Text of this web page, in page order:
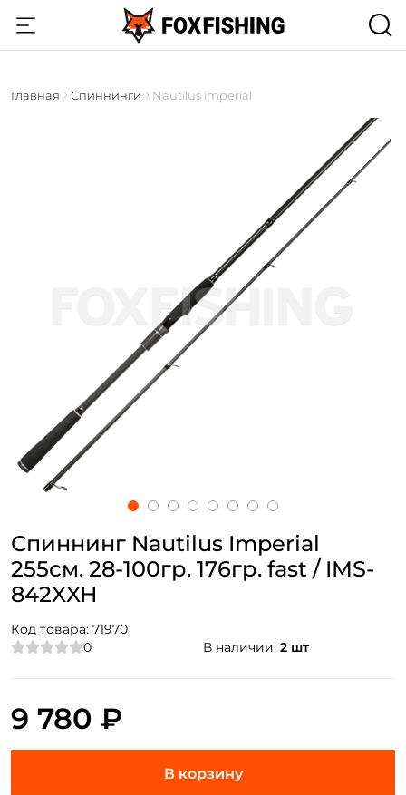
Главная Спиннинги Nautilus imperial
Спиннинг Nautilus Imperial
255см. 28-100гр. 176гр. fast / IMS-
842XXH
Код товара: 71970
0
В наличии: 2 шт
9 780 ₽